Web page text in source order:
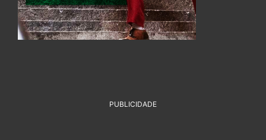
PUBLICIDADE